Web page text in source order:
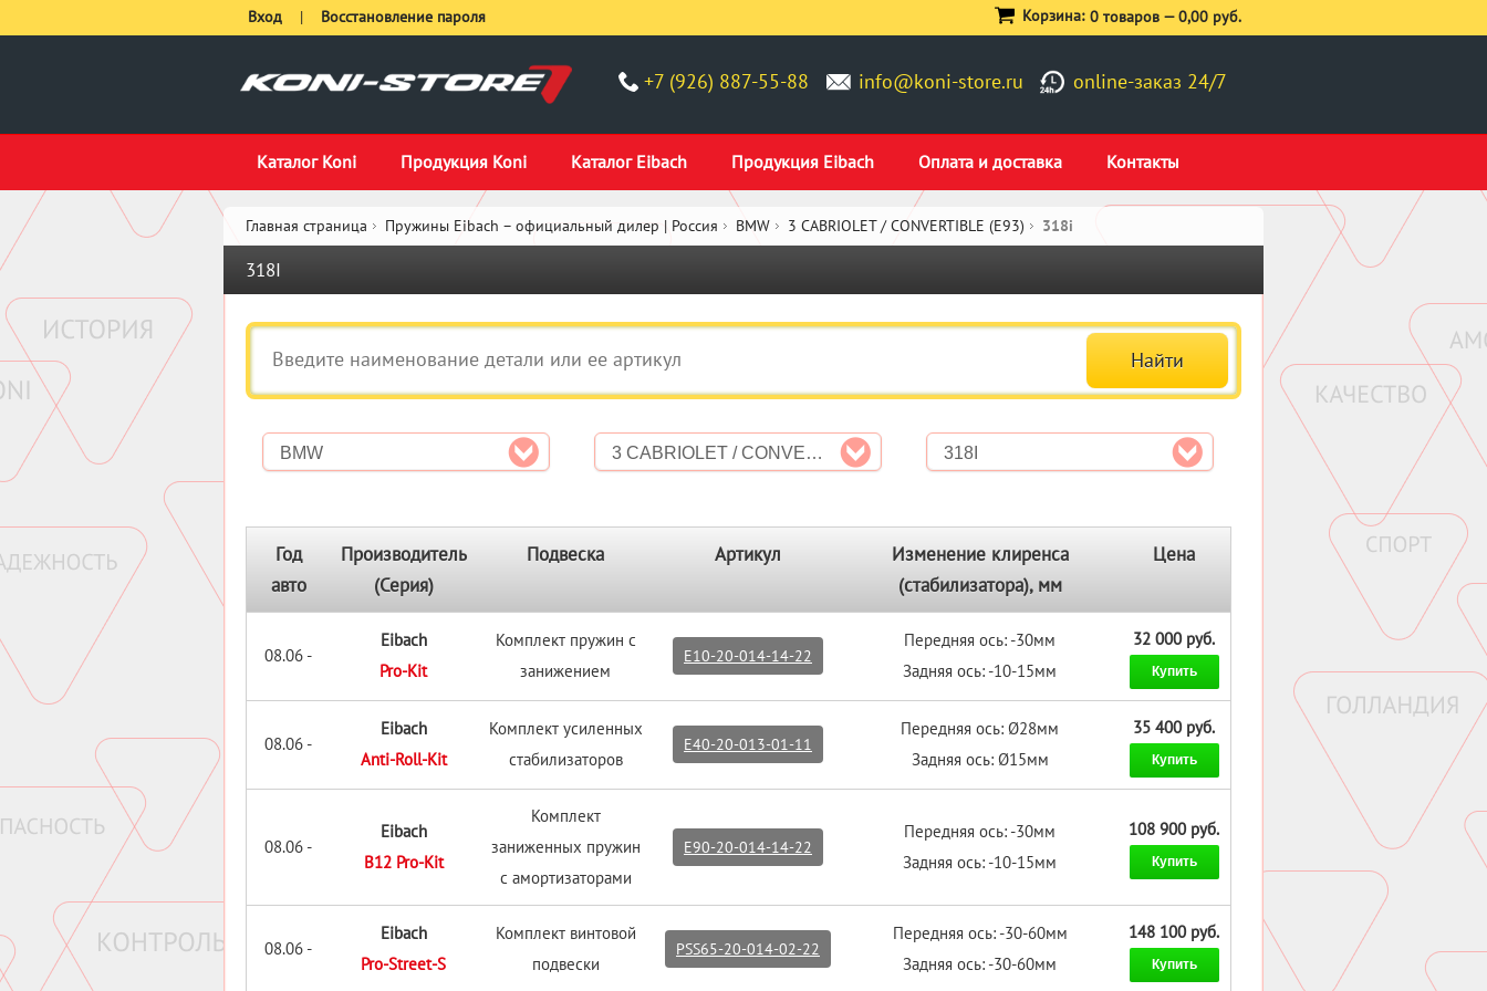
+7 (926) 887-55-88 info@koni-store.ru online-заказ 24/7
Каталог Koni Продукция Koni Каталог Eibach Продукция Eibach Оплата и доставка Контакты
Вход | Восстановление пароля Корзина: 0 товаров —0,00 руб.
Главная страница Пружины Eibach – официальный дилер | Россия BMW 3 CABRIOLET / CONVERTIBLE (E93) 318i
318I
BMW 3 CABRIOLET / CONVERTIBLE (E93) 318I
Год
авто
Производитель
(Серия)
Подвеска Артикул
Изменение клиренса
(стабилизатора), мм
Цена
08.06 -
Eibach
Pro-Kit
Комплект пружин с
занижением
E10-20-014-14-22
Передняя ось: -30мм
Задняя ось: -10-15мм
32 000 руб.
Купить
08.06 -
Eibach
Anti-Roll-Kit
Комплект усиленных
стабилизаторов
E40-20-013-01-11
Передняя ось: Ø28мм
Задняя ось: Ø15мм
35 400 руб.
Купить
08.06 -
Eibach
B12 Pro-Kit
Комплект
заниженных пружин
с амортизаторами
E90-20-014-14-22
Передняя ось: -30мм
Задняя ось: -10-15мм
108 900 руб.
Купить
08.06 -
Eibach
Pro-Street-S
Комплект винтовой
подвески
PSS65-20-014-02-22
Передняя ось: -30-60мм
Задняя ось: -30-60мм
148 100 руб.
Купить